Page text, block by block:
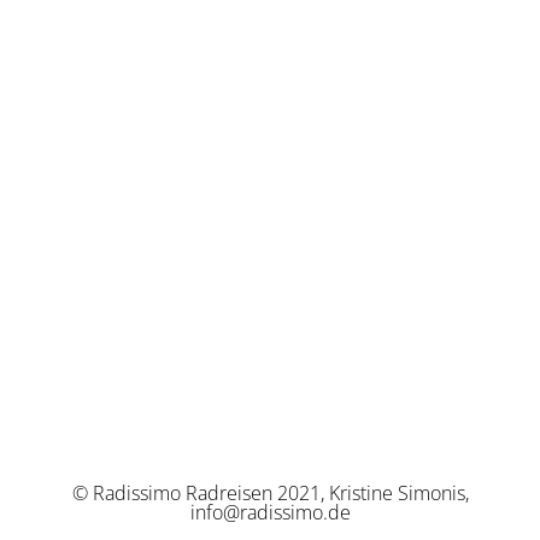
© Radissimo Radreisen 2021, Kristine Simonis,
info@radissimo.de